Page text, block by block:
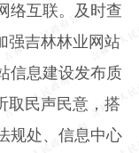
络互联。及时查
强吉林林业网站
信息建设发布质
取民声民意，搭
规处、信息中心